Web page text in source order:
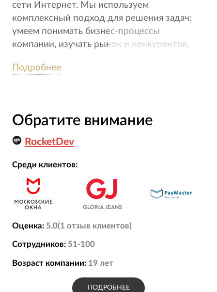
сети Интернет. Мы используем
комплексный подход для решения задач:
умеем понимать бизнес-процессы
компании, изучать рынок и конкурентов,
работающие решения.
Подробнее
Обратите внимание
RocketDev
Среди клиентов:
Оценка: 5.0(1 отзыв клиентов)
Сотрудников: 51-100
Возраст компании: 19 лет
ПОДРОБНЕЕ